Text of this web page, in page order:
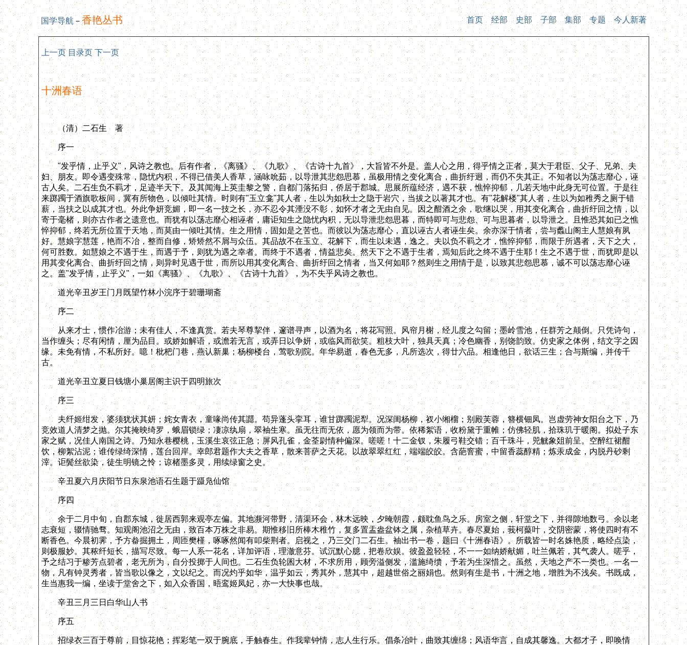
国学导航 － 香艳丛书 首页 经部 史部 子部 集部 专题 今人新著
上一页 目录页 下一页
十洲春语
（清）二石生 著
序一
"发乎情，止乎义"，风诗之教也。后有作者，《离骚》、《九歌》、《古诗十九首》，大旨皆不外是。盖人心之用，得乎情之正者，莫大于君臣、父子、兄弟、夫
妇、朋友。即令遇变殊常，隐忧内积，不得已借美人香草，涵咏吮茹，以导泄其悲怨思慕，虽极用情之变化离合，曲折纡迥，而仍不失其正。不知者以为荡志靡心，诬
古人矣。二石生负不羁才，足迹半天下。及其闻海上英圭黎之警，自都门落拓归，侨居于郡城。思展所蕴经济，遇不获，憔悴抑郁，几若天地中此身无可位置。于是往
来踯躅于酒旗歌板间，冀有所物色，以倾吐其情。时则有"玉立龛"其人者，生以为如秋士之隐于岩穴，当拔之以著其才也。有"花解楼"其人者，生以为如稚秀之厕于错
薪，当扶之以成其才也。外此争妍竞媚，即一名一技之长，亦不忍令其湮没不彰，如怀才者之无由自见。因之酣酒之余，歌继以哭，用其变化离合，曲折纡回之情，以
寄于毫楮，则亦古作者之遗意也。而犹有以荡志靡心相诬者，庸讵知生之隐忧内积，无以导泄悲怨思暮，而特即可与悲怨、可与思暮者，以导泄之。且惟恐其如已之憔
悴抑郁，终若无所位置于天地，而莫由一倾吐其情。生之用情，固如是之苦也。而彼以为荡志靡心，直以诬古人者诬生矣。余亦深于情者，尝与蠡山阁主人慧娘有夙
好。慧娘字慧莲，艳而不冶，整而自修，矫矫然不屑与众伍。其品故不在玉立、花解下，而生以未遇，逸之。夫以负不羁之才，憔悴抑郁，而限于所遇者，天下之大，
何可胜数。如慧娘之不遇于生，而遇于予，则犹为遇之幸者。而终于不遇者，情益悲矣。然天下之不遇于生者，焉知后此之终不遇于生耶！生之不遇于世，而犹即是以
用其变化离合、曲折纡回之情，则异时见遇于世，而所以用其变化离合、曲折纡回之情者，当又何如耶？然则生之用情于是，以致其悲怨思慕，诚不可以荡志靡心诬
之。盖"发乎情，止乎义"，一如《离骚》、《九歌》、《古诗十九首》，为不失乎风诗之教也。
道光辛丑岁王门月既望竹林小浣序于碧珊瑚斋
序二
从来才士，惯作冶游；未有佳人，不逢真赏。若夫琴尊挈伴，邃谱寻声，以酒为名，将花写照。风帘月榭，经儿度之勾留；墨岭雪池，任群芳之颠倒。只凭诗句，
当作缠头；尽有闲情，厘为品目。或娇如解语，或澹若无言，或弄日以争妍，或临风而欲笑。粗枝大叶，独具天真；冷色幽香，别饶韵致。仿史家之体例，结文字之因
缘。未免有情，不私所好。噫！枇杷门巷，燕认新巢；杨柳楼台，莺歌别院。年华易逝，春色无多，凡所选次，得廿六品。相逢他日，欲话三生；合与斯编，并传千
古。
道光辛丑立夏日钱塘小巢居阁主识于四明旅次
序三
夫纤姬绀发，婆须犹状其妍；姹女青衣，童喙尚传其讔。苟异蓬头挛耳，谁甘踯躅泥犁。况深闺杨柳，衩小缃榴；别殿芙蓉，簪横钿凤。岂虚劳神女阳台之下，乃
竞效道人清梦之抛。尔其掩映绮罗，蛾眉锁绿；凄凉纨扇，翠袖生寒。虽无往而无依，愿为领而为带。依稀絮语，收粉黛于重帷；仿佛轻肌，拾珠玑于暖阁。拟处子东
家之赋，况佳人南国之诗。乃知永巷樱桃，玉溪生哀弦正急；屏风孔雀，金荃尉情种偏深。嗟嗟！十二金钗，朱履弓鞋交错；百千珠斗，兕觥象爼前呈。空醉红裙酣
饮，柳絮沾泥；谁传绿绮深情，莲台回岸。幸郎君题作大夫之香草，散来菩萨之天花。以故翠翠红红，端端皎皎。含葩窨蜜，中留香蕊醇精；炼汞成金，内脱丹砂剩
滓。讵鬓丝欲染，徒生明镜之怜；谅楮墨多灵，用续绿窗之史。
辛丑夏六月庆阳节日东泉池语石生题于蹑凫仙馆
序四
余于二月中旬，自郡东城，徙居西郭来观亭左偏。其地濒河带野，清渠环会，林木远映，夕晻朝霞，颇耽鱼鸟之乐。房室之侧，轩堂之下，并得隙地数弓。余以老
志衰短，辍情驰骛。知观阁池沼之无由，致百本万株之非易。期惟移旧所棒木稚竹，复多置盂盎盆钵之属，杂植草卉。春尽夏始，莪柯藂叶，交阴密蒙，将使四时有不
断香色。今晨初霁，予方畚掘拥土，周匝樊槿，啄啄然闻有叩柴荆者。启视之，乃三交门二石生。袖出书一卷，题曰《十洲春语》。所载皆一时名姝艳质，略经点染，
则极服妙。其秾纤短长，描写尽致。每一人系一花名，详加评语，理澈意芬。试沉默心臆，把卷欣娱。彼盈盈轻轻，不一一如纳娇献媚，吐兰佩若，其气袭人。嗟乎，
予之结习于糁芳点碧者，老无所为，自分投掷于人间也。二石生负轮囷大材，不求所用，顾旁溢侧发，滥施绮缋，予若为生深惜之。虽然，天地之产不一类也。一名一
物，凡有钟灵秀者，皆当歌以像之，文以纪之。而况灼乎如华，温乎如云，秀其外，慧其中，超越世俗之丽娟也。然则有生是书，十洲之地，增胜为不浅矣。书既成，
生当惠我一编，坐读于堂舍之下，如入众香国，晤鸾姬凤妃，亦一大快事也哉。
辛丑三月三日白华山人书
序五
招绿衣三百于尊前，目惊花艳；挥彩笔一双于腕底，手触春生。作我辈钟情，志人生行乐。倡条冶叶，曲致其缠绵；风语华言，自成其馨逸。大都才子，即唤情